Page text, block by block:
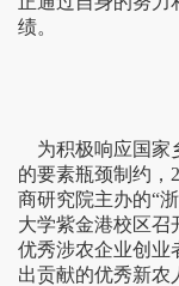
绩。
为积极响应国家
的要素瓶颈制约，
商研究院主办的“
大学紫金港校区召
优秀涉农企业创业
出贡献的优秀新农